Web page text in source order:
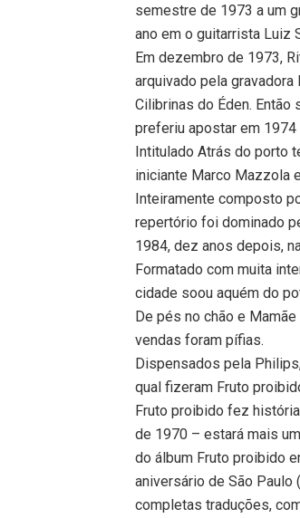
semestre de 1973 a um
ano em o guitarrista Luiz
Em dezembro de 1973,
arquivado pela
Cilibrinas do Éden.
preferiu apostar em
Intitulado Atrás do porto
iniciante Marco Mazzola
Inteiramente composto
repertório foi dominado
1984, dez anos depois,
Formatado com muita
cidade soou aquém do
De pés no chão e
vendas foram pífias.
Dispensados pela
qual fizeram Fruto
Fruto proibido fez
de 1970 – estará mais
do álbum Fruto proibido
aniversário de São
completas traduções,